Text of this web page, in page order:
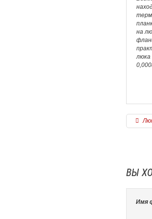
на
люка
ВЫ
Имя